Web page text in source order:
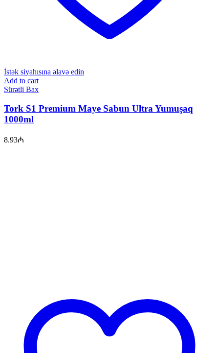
İstək siyahısına əlavə edin
Add to cart
Sürətli Bax
Tork S1 Premium Maye Sabun Ultra Yumuşaq
1000ml
8.93₼